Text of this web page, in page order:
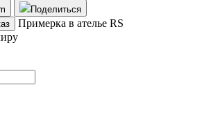
Поделиться
Примерка в ателье RS